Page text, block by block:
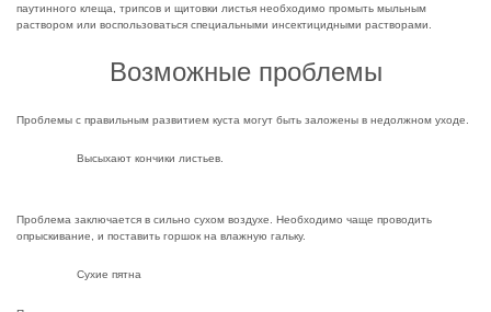
паутинного клеща, трипсов и щитовки листья необходимо промыть мыльным
раствором или воспользоваться специальными инсектицидными растворами.
Возможные проблемы
Проблемы с правильным развитием куста могут быть заложены в недолжном уходе.
Высыхают кончики листьев.
Проблема заключается в сильно сухом воздухе. Необходимо чаще проводить
опрыскивание, и поставить горшок на влажную гальку.
Сухие пятна